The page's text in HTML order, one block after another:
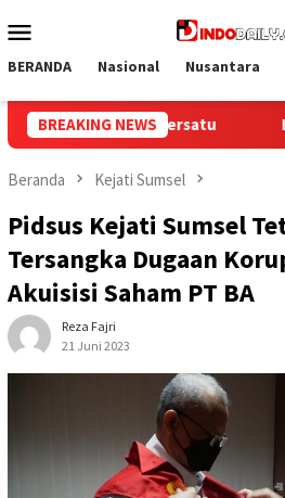
ke
Mobile
BERANDA Nasional Nusantara
BREAKING NEWS
Gelar Bakti Sosial Donor Darah
Beranda Kejati Sumsel
Pidsus Kejati Sumsel
Tersangka Dugaan
Akuisisi Saham PT BA
Reza Fajri
21 Juni 2023